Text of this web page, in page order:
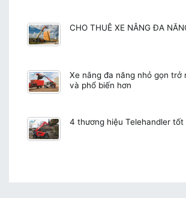
CHO THUÊ XE NÂNG ĐA
Xe nâng đa năng nhỏ gọn trở
và phổ biến hơn
4 thương hiệu Telehandler